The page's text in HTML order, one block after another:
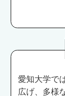
愛知大学で
広げ、多様